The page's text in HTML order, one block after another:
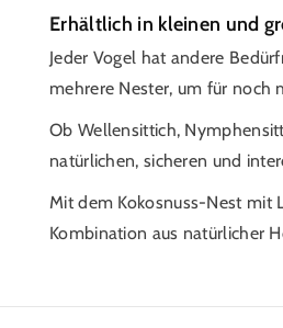
Erhältlich in kleinen und
Jeder Vogel hat andere
mehrere Nester, um für noch
Ob Wellensittich,
natürlichen, sicheren und
Mit dem Kokosnuss-Nest mit
Kombination aus natürlicher
Y
U
P
I
T